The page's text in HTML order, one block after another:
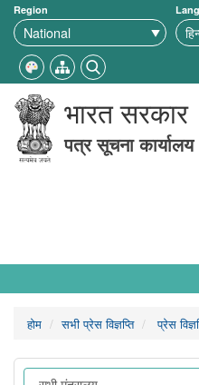
Region
भारत सरकार
पत्र सूचना कार्यालय
होम सभी प्रेस विज्ञप्ति प्रेस